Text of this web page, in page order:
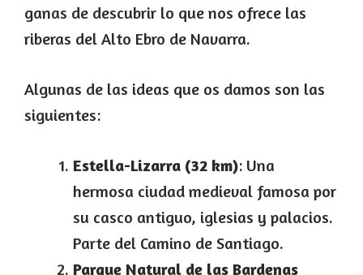
ganas de descubrir lo que nos ofrece las
riberas del Alto Ebro de Navarra.
Algunas de las ideas que os damos son las
siguientes:
Estella-Lizarra (32 km): Una
hermosa ciudad medieval famosa por
su casco antiguo, iglesias y palacios.
Parte del Camino de Santiago.
Parque Natural de las Bardenas